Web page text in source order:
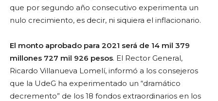
que por segundo año consecutivo experimenta un
nulo crecimiento, es decir, ni siquiera el inflacionario.
El monto aprobado para 2021 será de 14 mil 379
millones 727 mil 926 pesos. El Rector General,
Ricardo Villanueva Lomelí, informó a los consejeros
que la UdeG ha experimentado un “dramático
decremento” de los 18 fondos extraordinarios en los